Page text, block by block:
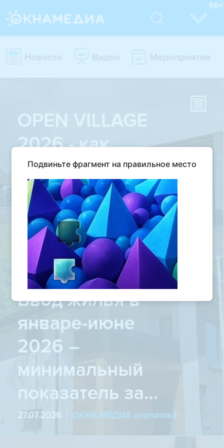
Подвиньте фрагмент на правильное место